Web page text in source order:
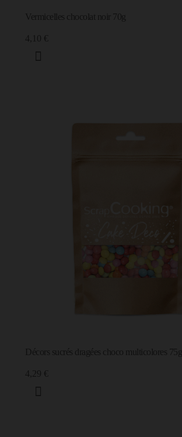
Vermicelles chocolat noir 70g
4,10 €
Décors sucrés dragées choco multicolores 75g
4,29 €